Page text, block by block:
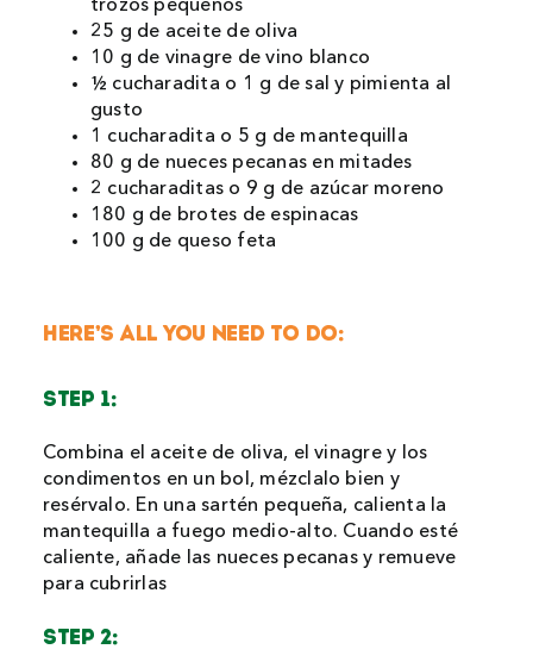
trozos pequeños
25 g de aceite de oliva
10 g de vinagre de vino blanco
½ cucharadita o 1 g de sal y pimienta al
gusto
1 cucharadita o 5 g de mantequilla
80 g de nueces pecanas en mitades
2 cucharaditas o 9 g de azúcar moreno
180 g de brotes de espinacas
100 g de queso feta
HERE’S ALL YOU NEED TO DO:
STEP 1:
Combina el aceite de oliva, el vinagre y los
condimentos en un bol, mézclalo bien y
resérvalo. En una sartén pequeña, calienta la
mantequilla a fuego medio-alto. Cuando esté
caliente, añade las nueces pecanas y remueve
para cubrirlas
STEP 2: